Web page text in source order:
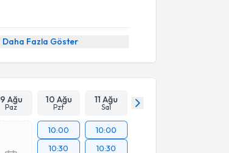
Daha Fazla Göster
9 Ağu
Paz
10 Ağu
Pzt
11 Ağu
Sal
10:00
10:30
10:00
10:30